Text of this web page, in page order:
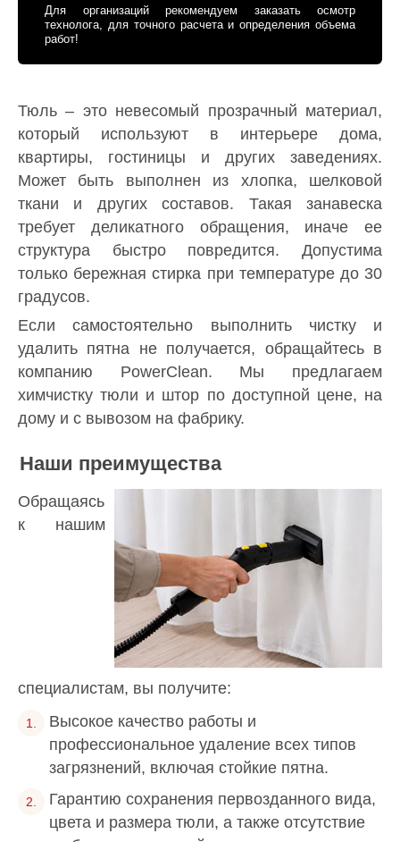
Для организаций рекомендуем заказать осмотр
технолога, для точного расчета и определения объема
работ!
Тюль – это невесомый прозрачный материал,
который используют в интерьере дома,
квартиры, гостиницы и других заведениях.
Может быть выполнен из хлопка, шелковой
ткани и других составов. Такая занавеска
требует деликатного обращения, иначе ее
структура быстро повредится. Допустима
только бережная стирка при температуре до 30
градусов.
Если самостоятельно выполнить чистку и
удалить пятна не получается, обращайтесь в
компанию PowerClean. Мы предлагаем
химчистку тюли и штор по доступной цене, на
дому и с вывозом на фабрику.
Наши преимущества
Обращаясь
к нашим
специалистам, вы получите:
Высокое качество работы и
профессиональное удаление всех типов
загрязнений, включая стойкие пятна.
Гарантию сохранения первозданного вида,
цвета и размера тюли, а также отсутствие